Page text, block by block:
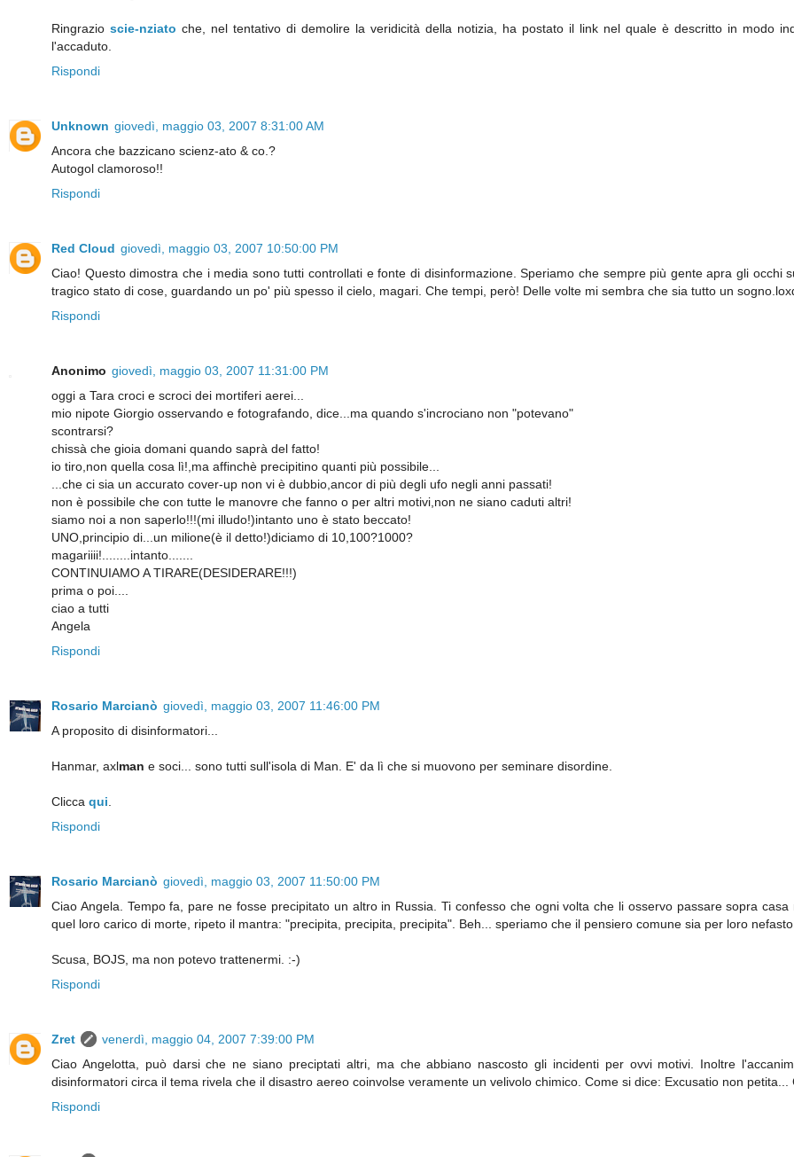
Ringrazio scie-nziato che, nel tentativo di demolire la veridicità della notizia, ha postato il link nel quale è descritto in modo
l'accaduto.
Rispondi
Unknown giovedì, maggio 03, 2007 8:31:00 AM
Ancora che bazzicano scienz-ato & co.?
Autogol clamoroso!!
Rispondi
Red Cloud giovedì, maggio 03, 2007 10:50:00 PM
Ciao! Questo dimostra che i media sono tutti controllati e fonte di disinformazione. Speriamo che sempre più gente apra gli occhi
tragico stato di cose, guardando un po' più spesso il cielo, magari. Che tempi, però! Delle volte mi sembra che sia tutto un
Rispondi
Anonimo giovedì, maggio 03, 2007 11:31:00 PM
oggi a Tara croci e scroci dei mortiferi aerei...
mio nipote Giorgio osservando e fotografando, dice...ma quando s'incrociano non "potevano"
scontrarsi?
chissà che gioia domani quando saprà del fatto!
io tiro,non quella cosa lì!,ma affinchè precipitino quanti più possibile...
...che ci sia un accurato cover-up non vi è dubbio,ancor di più degli ufo negli anni passati!
non è possibile che con tutte le manovre che fanno o per altri motivi,non ne siano caduti altri!
siamo noi a non saperlo!!!(mi illudo!)intanto uno è stato beccato!
UNO,principio di...un milione(è il detto!)diciamo di 10,100?1000?
magariiii!........intanto.......
CONTINUIAMO A TIRARE(DESIDERARE!!!)
prima o poi....
ciao a tutti
Angela
Rispondi
Rosario Marcianò giovedì, maggio 03, 2007 11:46:00 PM
A proposito di disinformatori...
Hanmar, axlman e soci... sono tutti sull'isola di Man. E' da lì che si muovono per seminare disordine.
Clicca qui
Rispondi
Rosario Marcianò giovedì, maggio 03, 2007 11:50:00 PM
Ciao Angela. Tempo fa, pare ne fosse precipitato un altro in Russia. Ti confesso che ogni volta che li osservo passare sopra casa
quel loro carico di morte, ripeto il mantra: "precipita, precipita, precipita". Beh... speriamo che il pensiero comune sia per loro nefasto.
Scusa, BOJS, ma non potevo trattenermi. :-)
Rispondi
Zret
venerdì, maggio 04, 2007 7:39:00 PM
Ciao Angelotta, può darsi che ne siano preciptati altri, ma che abbiano nascosto gli incidenti per ovvi motivi. Inoltre
disinformatori circa il tema rivela che il disastro aereo coinvolse veramente un velivolo chimico. Come si dice: Excusatio non petita...
Rispondi